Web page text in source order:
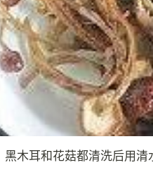
黑木耳和花菇都清洗后用清